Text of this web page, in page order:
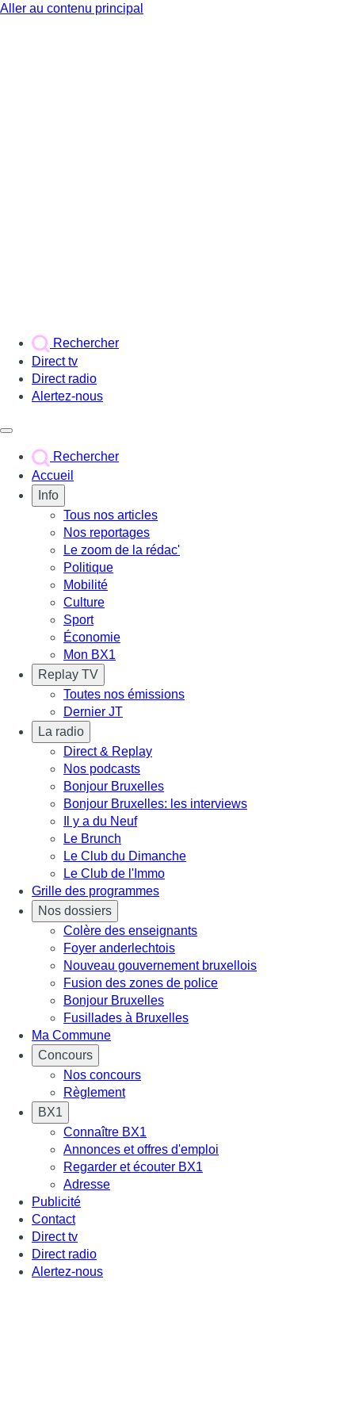
Aller au contenu principal
Rechercher
Direct tv
Direct radio
Alertez-nous
Rechercher
Accueil
Info
Tous nos articles
Nos reportages
Le zoom de la rédac'
Politique
Mobilité
Culture
Sport
Économie
Mon BX1
Replay TV
Toutes nos émissions
Dernier JT
La radio
Direct & Replay
Nos podcasts
Bonjour Bruxelles
Bonjour Bruxelles: les interviews
Il y a du Neuf
Le Brunch
Le Club du Dimanche
Le Club de l'Immo
Grille des programmes
Nos dossiers
Colère des enseignants
Foyer anderlechtois
Nouveau gouvernement bruxellois
Fusion des zones de police
Bonjour Bruxelles
Fusillades à Bruxelles
Ma Commune
Concours
Nos concours
Règlement
BX1
Connaître BX1
Annonces et offres d'emploi
Regarder et écouter BX1
Adresse
Publicité
Contact
Direct tv
Direct radio
Alertez-nous